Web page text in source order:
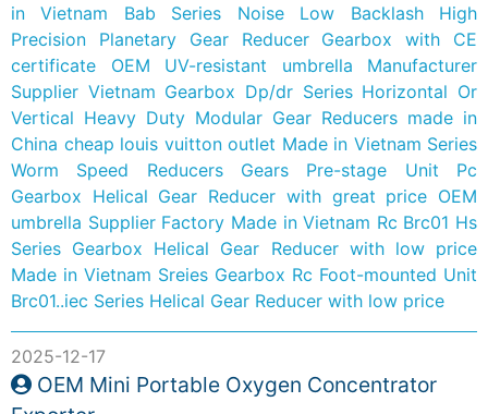
in Vietnam Bab Series Noise Low Backlash High
Precision Planetary Gear Reducer Gearbox with CE
certificate
OEM UV-resistant umbrella Manufacturer
Supplier Vietnam Gearbox Dp/dr Series Horizontal Or
Vertical Heavy Duty Modular Gear Reducers made in
China cheap louis vuitton outlet Made in Vietnam Series
Worm Speed Reducers Gears Pre-stage Unit Pc
Gearbox Helical Gear Reducer with great price OEM
umbrella Supplier Factory Made in Vietnam Rc Brc01 Hs
Series Gearbox Helical Gear Reducer with low price
Made in Vietnam Sreies Gearbox Rc Foot-mounted Unit
Brc01..iec Series Helical Gear Reducer with low price
2025-12-17
OEM Mini Portable Oxygen Concentrator